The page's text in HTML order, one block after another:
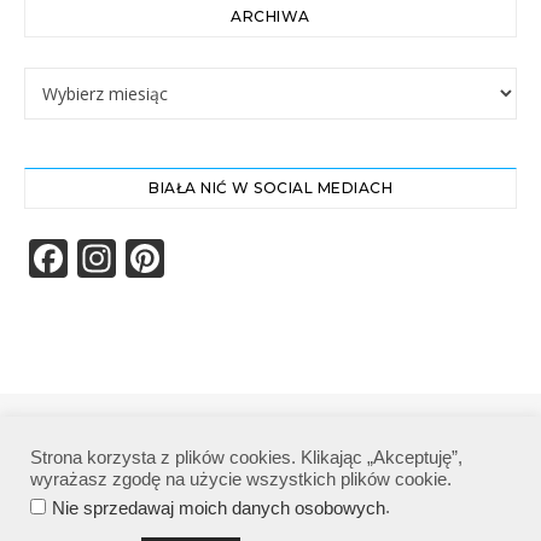
ARCHIWA
Archiwa
BIAŁA NIĆ W SOCIAL MEDIACH
Facebook
Instagram
Polityka prywatności
Strona korzysta z plików cookies. Klikając „Akceptuję”,
wyrażasz zgodę na użycie wszystkich plików cookie.
Nie sprzedawaj moich danych osobowych.